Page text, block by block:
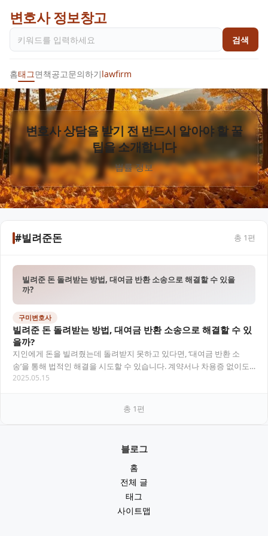
변호사 정보창고
검색
홈태그면책공고문의하기lawfirm
변호사 상담을 받기 전 반드시 알아야 할 꿀
팁을 소개합니다
법률 정보
#빌려준돈 총 1편
빌려준 돈 돌려받는 방법, 대여금 반환 소송으로 해결할 수 있을
까?
구미변호사
빌려준 돈 돌려받는 방법, 대여금 반환 소송으로 해결할 수 있
을까?
지인에게 돈을 빌려줬는데 돌려받지 못하고 있다면, ‘대여금 반환 소
송’을 통해 법적인 해결을 시도할 수 있습니다. 계약서나 차용증 없이도
소송이 가능하지만, 승소를 위해선 일정한…
2025.05.15
총 1편
블로그
홈
전체 글
태그
사이트맵